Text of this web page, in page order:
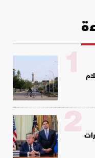
1
2